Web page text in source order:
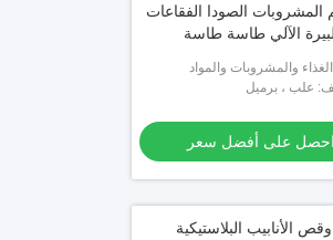
المشروبات الصودا الفقاعات
الآلي طاسة طاسة
والمشروبات والمواد
والسلعة
علب ، برميل
احصل على أفضل سعر
الأنابيب البلاستيكية